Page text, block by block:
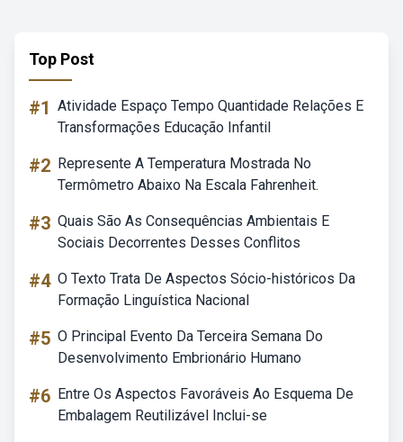
Top Post
#1 Atividade Espaço Tempo Quantidade Relações E
Transformações Educação Infantil
#2 Represente A Temperatura Mostrada No
Termômetro Abaixo Na Escala Fahrenheit.
#3 Quais São As Consequências Ambientais E
Sociais Decorrentes Desses Conflitos
#4 O Texto Trata De Aspectos Sócio-históricos Da
Formação Linguística Nacional
#5 O Principal Evento Da Terceira Semana Do
Desenvolvimento Embrionário Humano
#6 Entre Os Aspectos Favoráveis Ao Esquema De
Embalagem Reutilizável Inclui-se